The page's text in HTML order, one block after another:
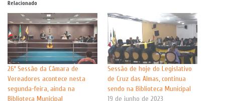
Relacionado
26ª Sessão da Câmara de
Vereadores acontece nesta
segunda-feira, ainda na
Biblioteca Municipal
Sessão de hoje do Legislativo
de Cruz das Almas, continua
sendo na Biblioteca Municipal
19 de junho de 2023